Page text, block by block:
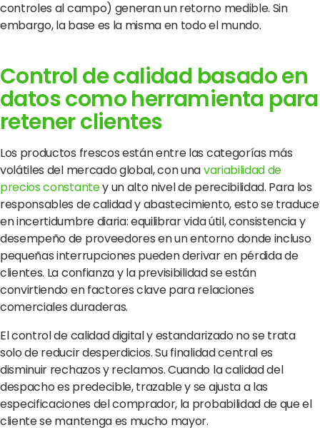
controles al campo) generan un retorno medible. Sin
embargo, la base es la misma en todo el mundo.
Control de calidad basado en
datos como herramienta para
retener clientes
Los productos frescos están entre las categorías más
volátiles del mercado global, con unavariabilidad de
precios constantey un alto nivel de perecibilidad. Para los
responsables de calidad y abastecimiento, esto se traduce
en incertidumbre diaria: equilibrar vida útil, consistencia y
desempeño de proveedores en un entorno donde incluso
pequeñas interrupciones pueden derivar en pérdida de
clientes. La confianza y la previsibilidad se están
convirtiendo en factores clave para relaciones
comerciales duraderas.
El control de calidad digital y estandarizado no se trata
solo de reducir desperdicios. Su finalidad central es
disminuir rechazos y reclamos. Cuando la calidad del
despacho es predecible, trazable y se ajusta a las
especificaciones del comprador, la probabilidad de que el
cliente se mantenga es mucho mayor.